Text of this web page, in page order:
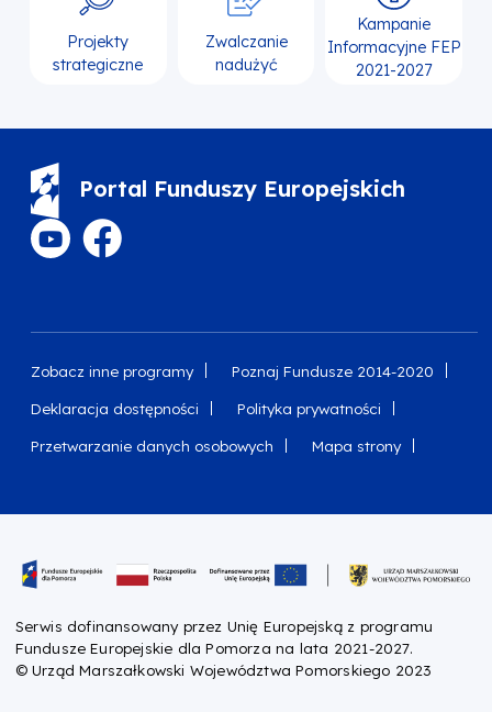
Projekty
strategiczne
Zwalczanie
nadużyć
Kampanie
Informacyjne FEP
2021-2027
Portal Funduszy Europejskich
Zobacz inne programy Poznaj Fundusze 2014-2020
Deklaracja dostępności Polityka prywatności
Przetwarzanie danych osobowych Mapa strony
Serwis dofinansowany przez Unię Europejską z programu
Fundusze Europejskie dla Pomorza na lata 2021-2027.
© Urząd Marszałkowski Województwa Pomorskiego 2023